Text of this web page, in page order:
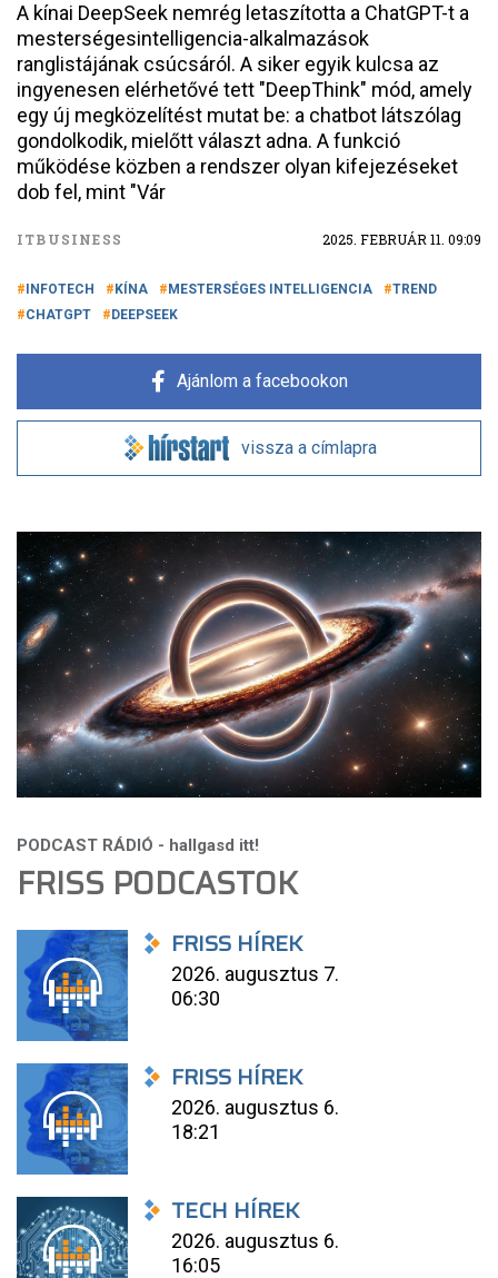
A kínai DeepSeek nemrég letaszította a ChatGPT-t a
mesterségesintelligencia-alkalmazások
ranglistájának csúcsáról. A siker egyik kulcsa az
ingyenesen elérhetővé tett "DeepThink" mód, amely
egy új megközelítést mutat be: a chatbot látszólag
gondolkodik, mielőtt választ adna. A funkció
működése közben a rendszer olyan kifejezéseket
dob fel, mint "Vár
ITBUSINESS 2025. FEBRUÁR 11. 09:09
INFOTECH KÍNA MESTERSÉGES INTELLIGENCIA
TREND
CHATGPT
DEEPSEEK
Ajánlom a facebookon
vissza a címlapra
FRISS PODCASTOK
FRISS HÍREK
2026. augusztus 7.
06:30
FRISS HÍREK
2026. augusztus 6.
18:21
TECH HÍREK
2026. augusztus 6.
16:05